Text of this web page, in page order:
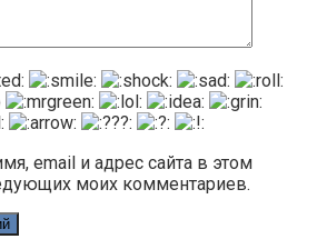
email и адрес сайта в этом
моих комментариев.